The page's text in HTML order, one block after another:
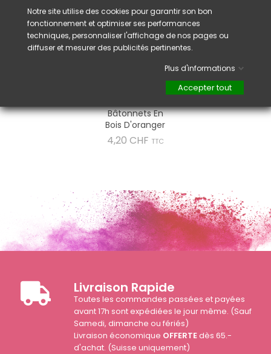
Bâtonnets En
Bois D'oranger
4,20 CHF Prix
TTC
Livraison Rapide
Toutes les commandes passées et payées
avant 17h sont expédiées le jour même. (Sauf
Samedi, dimanche ou fériés)
Livraison économique OFFERTEdès 65.-
d'achat. (Suisse uniquement)
Notre site utilise des cookies pour garantir son bon
fonctionnement et optimiser ses performances
techniques, personnaliser l'affichage de nos pages ou
diffuser et mesurer des publicités pertinentes.
Plus d'informations
Accepter tout